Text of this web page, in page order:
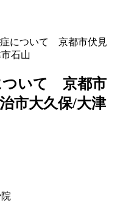
について 京都市伏見
石山
ついて 京都市
市大久保/大津